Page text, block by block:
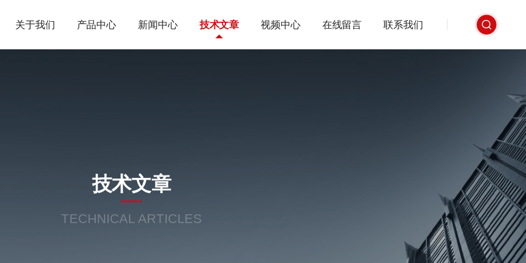
关于我们 产品中心 新闻中心 技术文章 视频中心 在线留言 联系我们
技术文章
TECHNICAL ARTICLES